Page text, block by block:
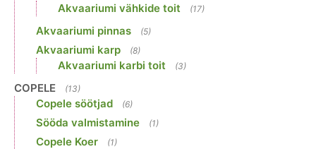
Akvaariumi vähkide toit (17)
Akvaariumi pinnas (5)
Akvaariumi karp (8)
Akvaariumi karbi toit (3)
COPELE (13)
Copele söötjad (6)
Sööda valmistamine (1)
Copele Koer (1)